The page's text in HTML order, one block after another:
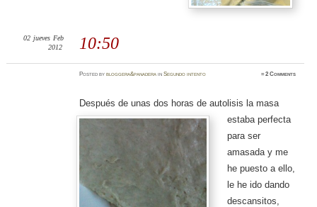
10:50
02 jueves Feb
2012
Postedbybloggera&panadera inSegundo intento ≈2 Comments
Después de unas dos horas de autolisis la masa
estaba perfecta
para ser
amasada y me
he puesto a ello,
le he ido dando
descansitos,